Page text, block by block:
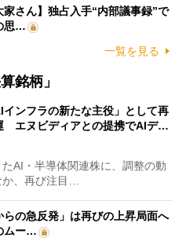
家さん】独占入手“内部議事録”で
思…
一覧を見る
銘柄」
ンフラの新たな主役」として再
エヌビディアとの提携でAIデ…
AI・半導体関連株に、調整の動
か、再び注目…
の急反発」は再びの上昇局面へ
ムー…